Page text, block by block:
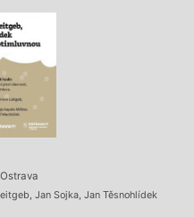
, Jan Sojka, Jan Těsnohlídek